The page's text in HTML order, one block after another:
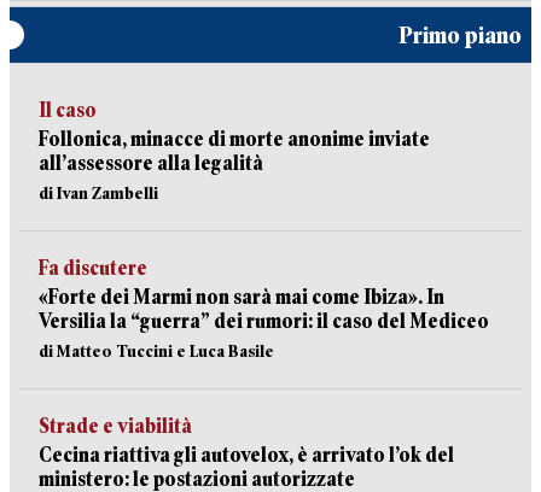
Primo piano
Il caso
Follonica, minacce di morte anonime inviate
all’assessore alla legalità
di Ivan Zambelli
Fa discutere
«Forte dei Marmi non sarà mai come Ibiza». In
Versilia la “guerra” dei rumori: il caso del Mediceo
di Matteo Tuccini e Luca Basile
Strade e viabilità
Cecina riattiva gli autovelox, è arrivato l’ok del
ministero: le postazioni autorizzate